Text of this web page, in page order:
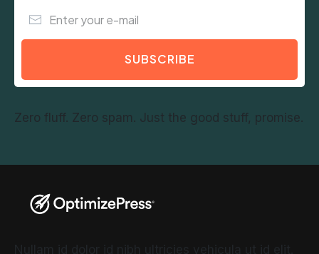
SUBSCRIBE
Zero fluff. Zero spam. Just the good stuff, promise.